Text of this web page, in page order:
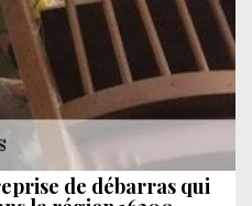
de débarras qui